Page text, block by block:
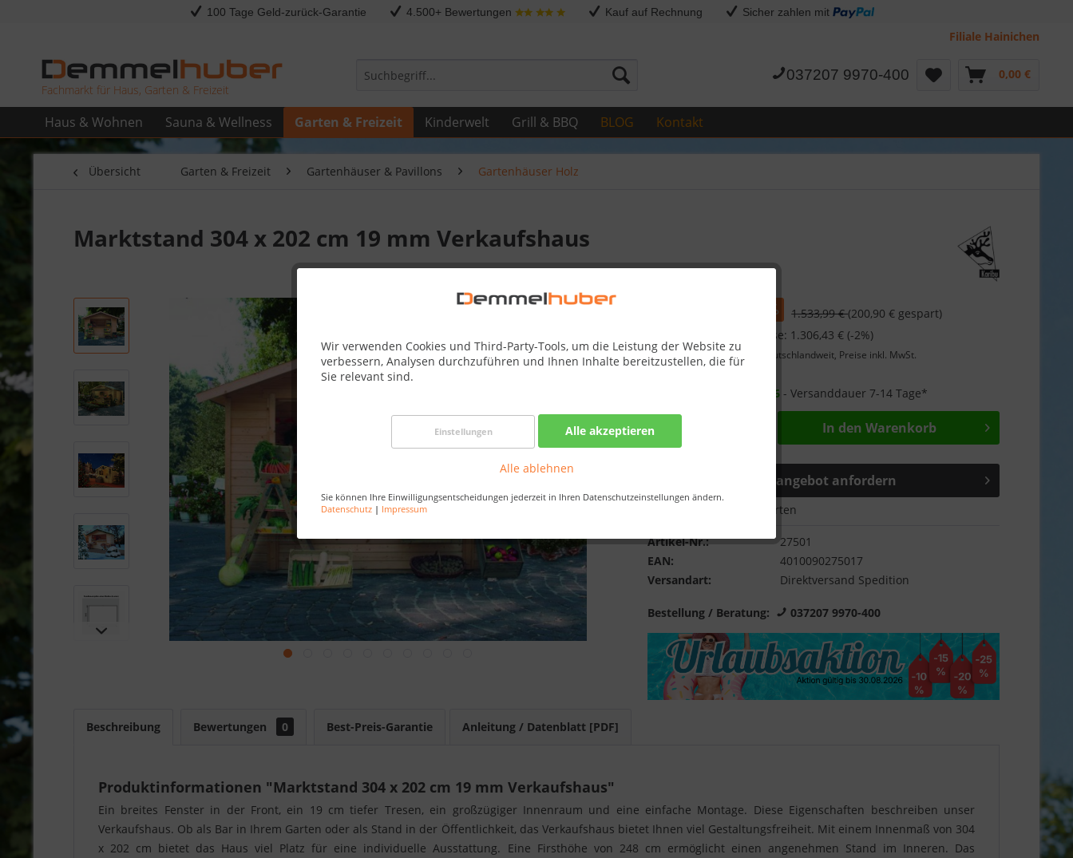
100 Tage Geld-zurück-Garantie 4.500+ Bewertungen Kauf auf Rechnung Sicher zahlen mit
Filiale Hainichen
Fachmarkt für Haus, Garten & Freizeit
037207 9970-400 0,00 €
Haus & Wohnen Sauna & Wellness Garten & Freizeit Kinderwelt Grill & BBQ BLOG Kontakt
Wir verwenden Cookies und Third-Party-Tools, um die Leistung der Website zu
verbessern, Analysen durchzuführen und Ihnen Inhalte bereitzustellen, die für
Sie relevant sind.
Einstellungen Alle akzeptieren
Alle ablehnen
Sie können Ihre Einwilligungsentscheidungen jederzeit in Ihren Datenschutzeinstellungen ändern.
Datenschutz | Impressum
Übersicht Garten & Freizeit Gartenhäuser & Pavillons Gartenhäuser Holz
Marktstand 304 x 202 cm 19 mm Verkaufshaus
1.533,99 €(200,90 € gespart)
Skonto-Preis bei Vorkasse: 1.306,43 € (-2%)
Kostenlose Lieferung
deutschlandweit, Preise inkl. MwSt.
06.09.26 - Versanddauer 7-14 Tage*
In den Warenkorb
Sonderangebot anfordern
Bewerten
Artikel-Nr.:
27501
EAN:
4010090275017
Versandart:
Direktversand Spedition
Bestellung / Beratung: 037207 9970-400
Beschreibung Bewertungen 0 Best-Preis-Garantie Anleitung / Datenblatt [PDF]
Produktinformationen "Marktstand 304 x 202 cm 19 mm Verkaufshaus"
Ein breites Fenster in der Front, ein 19 cm tiefer Tresen, ein großzügiger Innenraum und eine einfache Montage. Diese Eigenschaften beschreiben unser
Verkaufshaus. Ob als Bar in Ihrem Garten oder als Stand in der Öffentlichkeit, das Verkaufshaus bietet Ihnen viel Gestaltungsfreiheit. Mit einem Innenmaß von 304
x 202 cm bietet das Haus viel Platz für eine individuelle Ausstattung. Eine Firsthöhe von 248 cm ermöglicht einen angenehmen Stand im Inneren. Das